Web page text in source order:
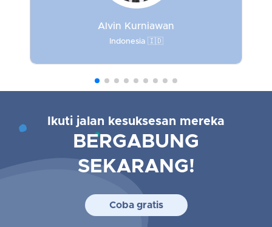
Alvin Kurniawan
Indonesia 🇮🇩
Ikuti jalan kesuksesan mereka
BERGABUNG
SEKARANG!
Coba gratis